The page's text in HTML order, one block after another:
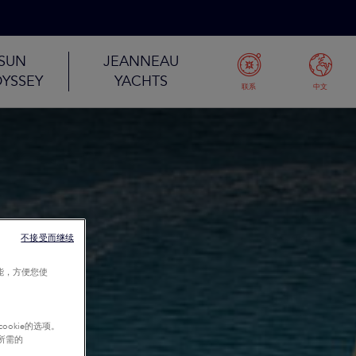
JEANNEAU
YACHTS
联系 中文
，方便您使
的选项。
需的
不接受而继续